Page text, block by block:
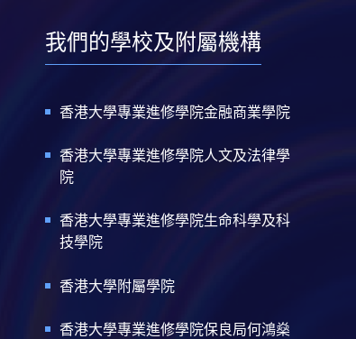
我們的學校及附屬機構
香港大學專業進修學院金融商業學院
香港大學專業進修學院人文及法律學
院
香港大學專業進修學院生命科學及科
技學院
香港大學附屬學院
香港大學專業進修學院保良局何鴻燊